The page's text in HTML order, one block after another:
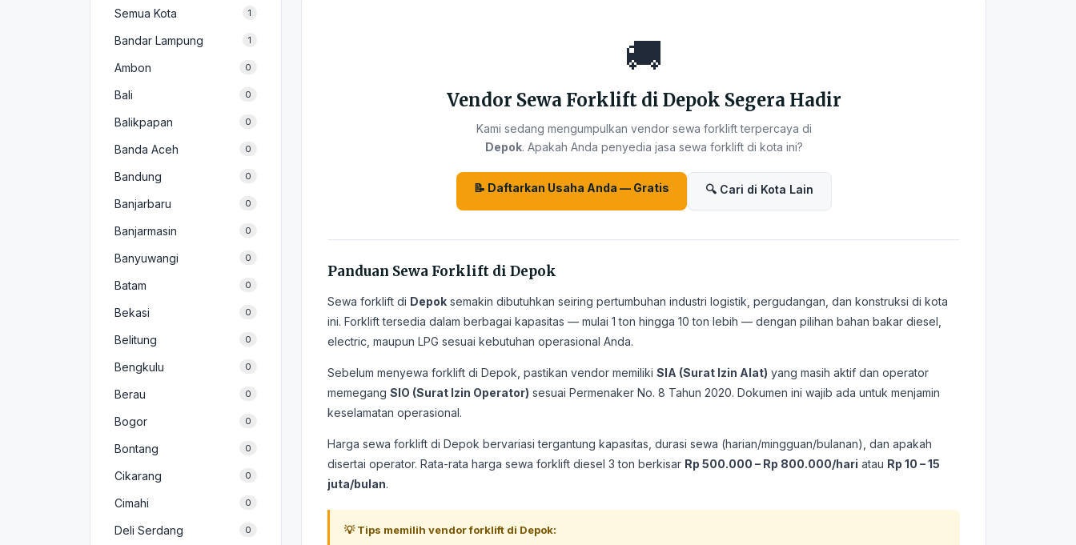
Semua Kota 1
Bandar Lampung 1
Ambon 0
Bali 0
Balikpapan 0
Banda Aceh 0
Bandung 0
Banjarbaru 0
Banjarmasin 0
Banyuwangi 0
Batam 0
Bekasi 0
Belitung 0
Bengkulu 0
Berau 0
Bogor 0
Bontang 0
Cikarang 0
Cimahi 0
Deli Serdang 0
🚚
Vendor Sewa Forklift di Depok Segera Hadir
Kami sedang mengumpulkan vendor sewa forklift terpercaya di
Depok. Apakah Anda penyedia jasa sewa forklift di kota ini?
📝 Daftarkan Usaha Anda — Gratis 🔍 Cari di Kota Lain
Panduan Sewa Forklift di Depok
Sewa forklift di Depok semakin dibutuhkan seiring pertumbuhan industri logistik, pergudangan, dan konstruksi di kota
ini. Forklift tersedia dalam berbagai kapasitas — mulai 1 ton hingga 10 ton lebih — dengan pilihan bahan bakar diesel,
electric, maupun LPG sesuai kebutuhan operasional Anda.
Sebelum menyewa forklift di Depok, pastikan vendor memiliki SIA (Surat Izin Alat) yang masih aktif dan operator
memegang SIO (Surat Izin Operator) sesuai Permenaker No. 8 Tahun 2020. Dokumen ini wajib ada untuk menjamin
keselamatan operasional.
Harga sewa forklift di Depok bervariasi tergantung kapasitas, durasi sewa (harian/mingguan/bulanan), dan apakah
disertai operator. Rata-rata harga sewa forklift diesel 3 ton berkisar Rp 500.000 – Rp 800.000/hari atau Rp 10 – 15
juta/bulan.
💡 Tips memilih vendor forklift di Depok: